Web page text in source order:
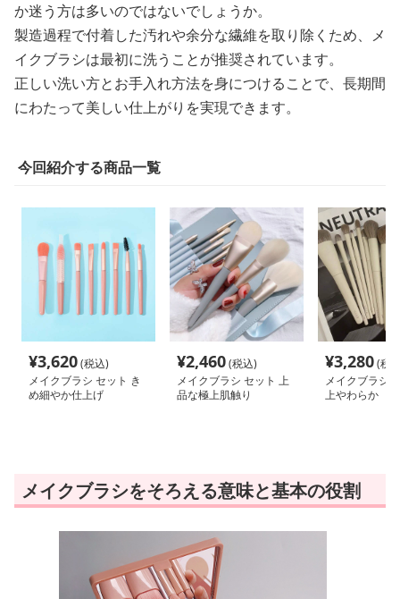
か迷う方は多いのではないでしょうか。
製造過程で付着した汚れや余分な繊維を取り除くため、メ
イクブラシは最初に洗うことが推奨されています。
正しい洗い方とお手入れ方法を身につけることで、長期間
にわたって美しい仕上がりを実現できます。
今回紹介する商品一覧
¥3,620(税込)
メイクブラシ セット き
め細やか仕上げ
¥2,460(税込)
メイクブラシ セット 上
品な極上肌触り
¥3,280(税
メイクブラシ
上やわらか
メイクブラシをそろえる意味と基本の役割